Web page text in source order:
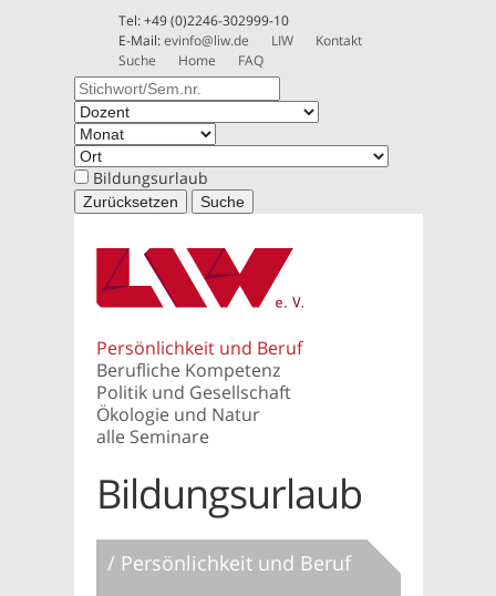
Tel: +49 (0)2246-302999-10
E-Mail:evinfo@liw.de LIW
Kontakt
Suche
Home FAQ
Bildungsurlaub
Zurücksetzen Suche
Persönlichkeit und Beruf
Berufliche Kompetenz
Politik und Gesellschaft
Ökologie und Natur
alle Seminare
Bildungsurlaub
Persönlichkeit und Beruf